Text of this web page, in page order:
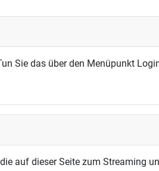
Sie das über den Menüpunkt
auf dieser Seite zum Streaming